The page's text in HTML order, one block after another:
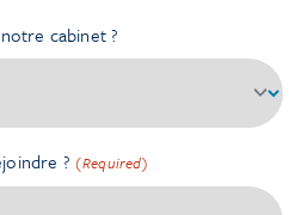
cabinet ?
? (Required)